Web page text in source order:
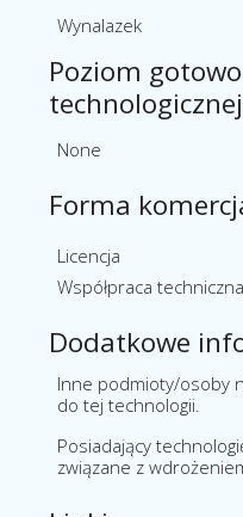
Wynalazek
Poziom
technologicznej
None
Forma
Licencja
Współpraca
Dodatkowe
Inne podmioty/osoby
do tej technologii.
Posiadający
związane z